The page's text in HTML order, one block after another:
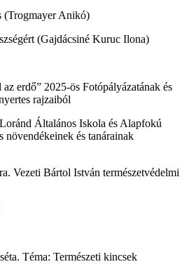
(Trogmayer Anikó)
(Gajdácsiné Kuruc Ilona)
erdő” 2025-ös Fotópályázatának és
rajzaiból
Általános Iskola és Alapfokú
növendékeinek és tanárainak
Vezeti Bártol István természetvédelmi
Téma: Természeti kincsek